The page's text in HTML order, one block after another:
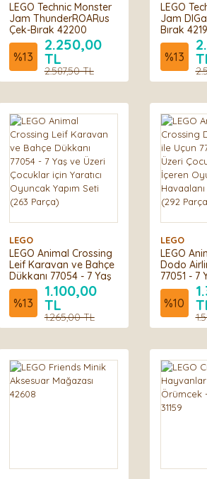
LEGO Technic Monster
Jam ThunderROARus
Çek-Bırak 42200
%13
2.250,00
TL
2.587,50 TL
LEGO
Jam
Bırak
%13
LEGO
LEGO Animal Crossing
Leif Karavan ve Bahçe
Dükkanı 77054 - 7 Yaş
ve Üzeri Çocuklar için
Yaratıcı Oyuncak
Yapım Seti (263 Parça)
%13
1.100,00
TL
1.265,00 TL
LEGO
LEGO
Dodo
77051 - 7
Çocuklar
İçeren
(292
%10